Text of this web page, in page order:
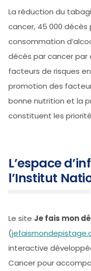
La réduction du
cancer, 45 000 décès
consommation
décès par cancer par
facteurs de risques
promotion des
bonne nutrition et la
constituent les
L’espace
l’Institut
Le site Je fais mon
(
interactive
Cancer pour